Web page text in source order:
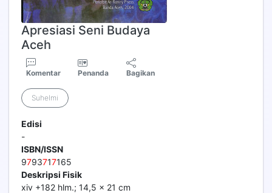
Apresiasi Seni Budaya
Aceh
Komentar Penanda Bagikan
Suhelmi
Edisi
-
ISBN/ISSN
9793717165
Deskripsi Fisik
xiv +182 hlm.; 14,5 x 21 cm